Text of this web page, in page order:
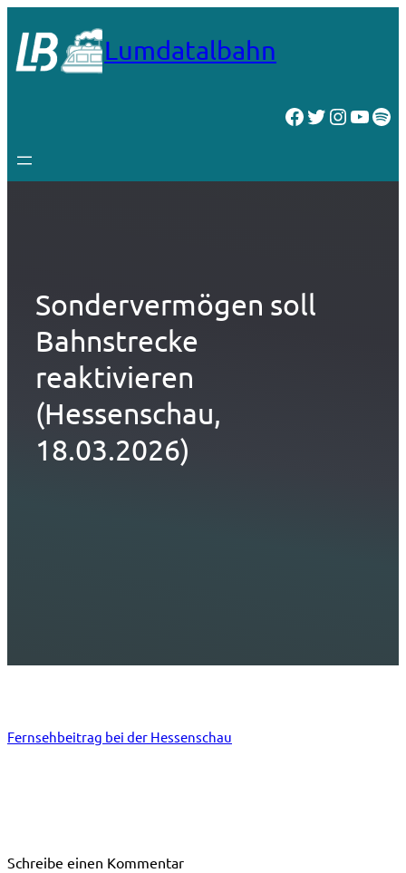
Inhalt
springen
Lumdatalbahn
Facebook
Twitter
Sondervermögen soll
Bahnstrecke
reaktivieren
(Hessenschau,
18.03.2026)
Fernsehbeitrag bei der Hessenschau
Schreibe einen Kommentar